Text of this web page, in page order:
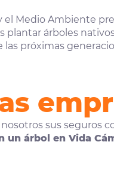
el Medio Ambiente
plantar árboles
próximas
sus seguros
un árbol en Vida